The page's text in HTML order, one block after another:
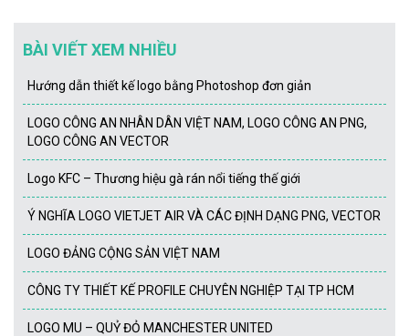
BÀI VIẾT XEM NHIỀU
Hướng dẫn thiết kế logo bằng Photoshop đơn giản
LOGO CÔNG AN NHÂN DÂN VIỆT NAM, LOGO CÔNG AN PNG,
LOGO CÔNG AN VECTOR
Logo KFC – Thương hiệu gà rán nổi tiếng thế giới
Ý NGHĨA LOGO VIETJET AIR VÀ CÁC ĐỊNH DẠNG PNG, VECTOR
LOGO ĐẢNG CỘNG SẢN VIỆT NAM
CÔNG TY THIẾT KẾ PROFILE CHUYÊN NGHIỆP TẠI TP HCM
LOGO MU – QUỶ ĐỎ MANCHESTER UNITED